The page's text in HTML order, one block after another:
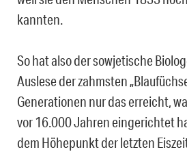
kannten.
So hat also der sowjetische
Auslese der zahmsten
Generationen nur das erreicht,
vor 16.000 Jahren eingerichtet
dem Höhepunkt der letzten